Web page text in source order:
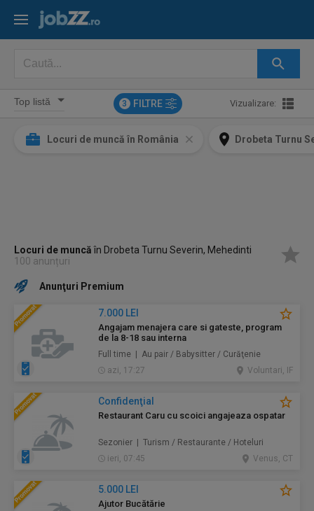
3 FILTRE Vizualizare:
Locuri de muncă în România Drobeta Turnu
Locuri de muncăîn Drobeta Turnu Severin, Mehedinti
100 anunțuri
Anunţuri Premium
7.000 LEI
Angajam menajera care si gateste, program
de la 8-18 sau interna
Full time | Au pair / Babysitter / Curăţenie
azi, 17:27
Voluntari, IF
Confidenţial
Restaurant Caru cu scoici angajeaza ospatar
Sezonier | Turism / Restaurante / Hoteluri
ieri, 07:45
Venus, CT
5.000 LEI
Ajutor Bucătărie